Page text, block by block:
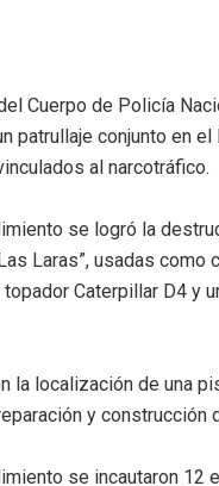
Cuerpo de Policía
patrullaje conjunto en
al narcotráfico.
se logró la
Laras”, usadas
topador Caterpillar D4 y
la localización de una
y
se incautaron